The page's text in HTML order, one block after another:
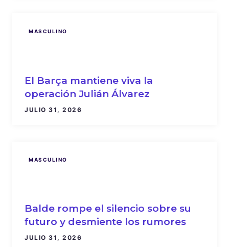
MASCULINO
El Barça mantiene viva la
operación Julián Álvarez
JULIO 31, 2026
MASCULINO
Balde rompe el silencio sobre su
futuro y desmiente los rumores
JULIO 31, 2026